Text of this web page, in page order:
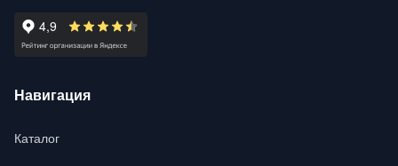
Навигация
Каталог